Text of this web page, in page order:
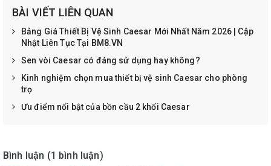
BÀI VIẾT LIÊN QUAN
Bảng Giá Thiết Bị Vệ Sinh Caesar Mới Nhất Năm 2026 | Cập
Nhật Liên Tục Tại BM8.VN
Sen vòi Caesar có đáng sử dụng hay không?
Kinh nghiệm chọn mua thiết bị vệ sinh Caesar cho phòng
trọ
Ưu điểm nổi bật của bồn cầu 2 khối Caesar
Bình luận (1 bình luận)